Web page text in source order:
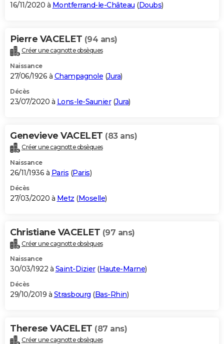
16/11/2020 à Montferrand-le-Château (Doubs)
Pierre VACELET (94 ans)
Créer une cagnotte obsèques
Naissance
27/06/1926 à Champagnole (Jura)
Décès
23/07/2020 à Lons-le-Saunier(Jura)
Genevieve VACELET (83 ans)
Créer une cagnotte obsèques
Naissance
26/11/1936 à Paris (Paris)
Décès
27/03/2020 à Metz (Moselle)
Christiane VACELET (97 ans)
Créer une cagnotte obsèques
Naissance
30/03/1922 à Saint-Dizier(Haute-Marne)
Décès
29/10/2019 à Strasbourg (Bas-Rhin)
Therese VACELET (87 ans)
Créer une cagnotte obsèques